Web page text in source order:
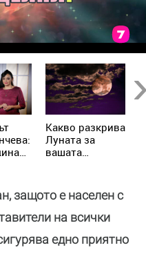
Kакво разкрива
Луната за
вашата
защото е населен с
на всички
едно приятно